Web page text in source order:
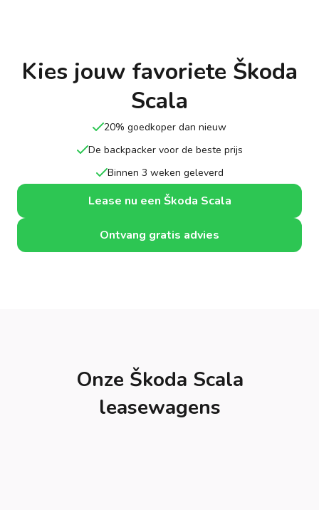
Kies jouw favoriete Škoda
Scala
20% goedkoper dan nieuw
De backpacker voor de beste prijs
Binnen 3 weken geleverd
Lease nu een Škoda Scala
Ontvang gratis advies
Onze Škoda Scala
leasewagens